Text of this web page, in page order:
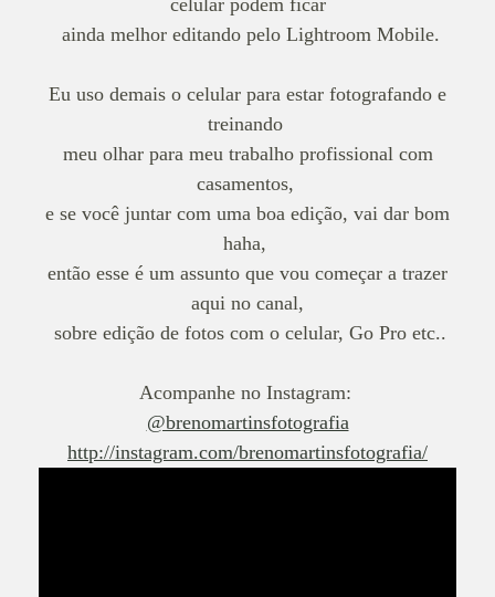
ainda melhor editando pelo Lightroom Mobile.
Eu uso demais o celular para estar fotografando e
treinando
meu olhar para meu trabalho profissional com
casamentos,
e se você juntar com uma boa edição, vai dar bom
haha,
então esse é um assunto que vou começar a trazer
aqui no canal,
sobre edição de fotos com o celular, Go Pro etc..
Acompanhe no Instagram:
@brenomartinsfotografia
http://instagram.com/brenomartinsfotografia/